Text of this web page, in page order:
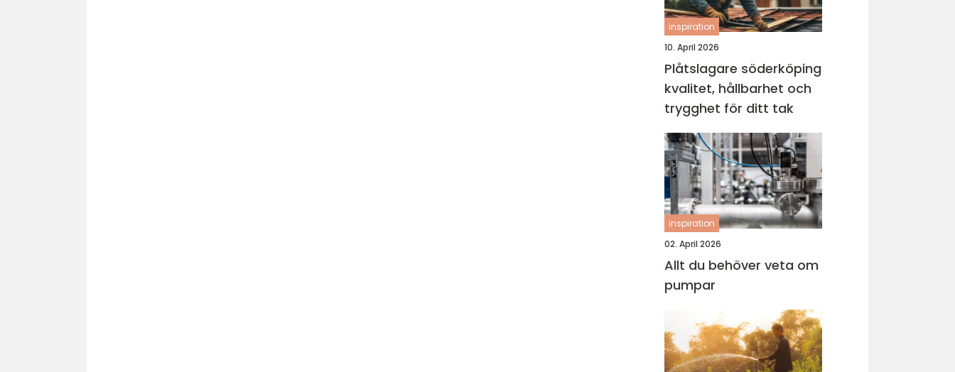
inspiration
10. April 2026
Plåtslagare söderköping
kvalitet, hållbarhet och
trygghet för ditt tak
inspiration
02. April 2026
Allt du behöver veta om
pumpar